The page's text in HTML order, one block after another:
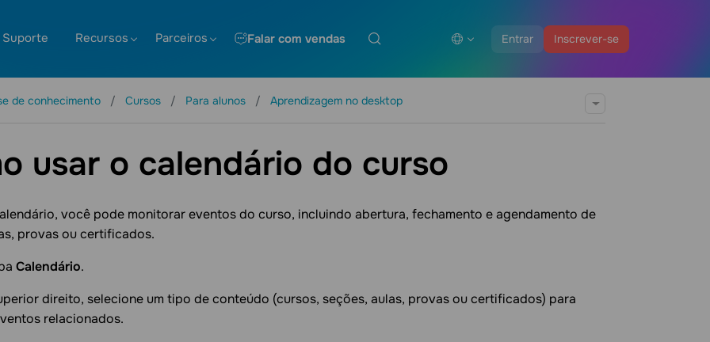
Entrar Inscrever-se
Suporte Recursos Parceiros Falar com vendas
de conhecimento Cursos Para alunos Aprendizagem no desktop
usar o calendário do curso
você pode monitorar eventos do curso, incluindo abertura, fechamento e agendamento de
provas ou certificados.
Calendário.
direito, selecione um tipo de conteúdo (cursos, seções, aulas, provas ou certificados) para
relacionados.